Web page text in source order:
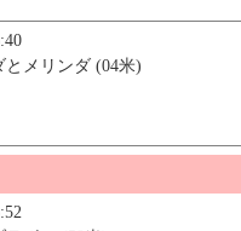
とメリンダ (04米)